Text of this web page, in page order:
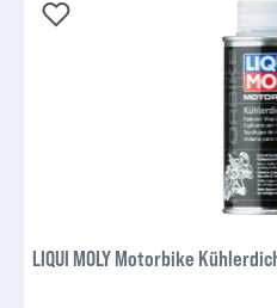
LIQUI MOLY Motorbike